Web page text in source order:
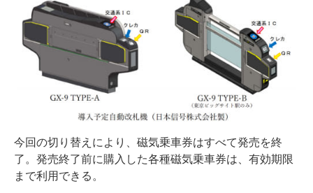
今回の切り替えにより、磁気乗車券はすべて発売を終
了。発売終了前に購入した各種磁気乗車券は、有効期限
まで利用できる。